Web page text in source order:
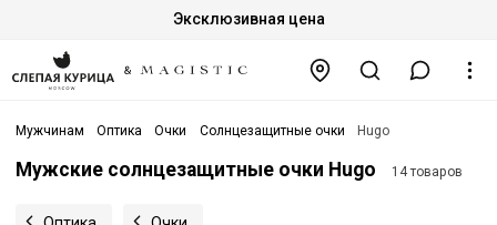
Эксклюзивная цена
Мужчинам Оптика Очки Солнцезащитные очки Hugo
Мужские солнцезащитные очки Hugo 14 товаров